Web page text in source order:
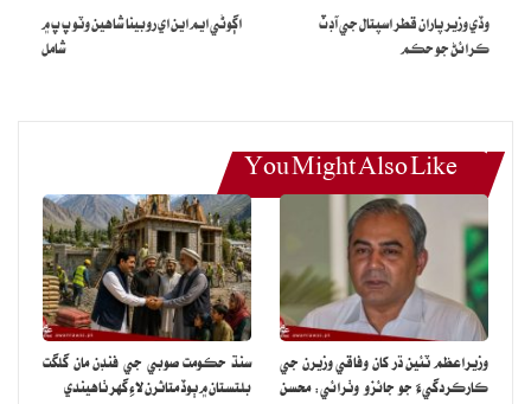
وڏي وزير پاران قطر اسپتال جي آڊٽ
ڪرائڻ جو حڪم
اڳوڻي ايم اين اي روبينا شاهين وٽو پ پ ۾
شامل
You Might Also Like
وزيراعظم ٽئين ڌر کان وفاقي وزيرن جي
ڪارڪردگيءَ جو جائزو وٺرائي: محسن
سنڌ حڪومت صوبي جي فنڊن مان گلگت
بلتستان ۾ ٻوڏ متاثرن لاءِ گهر ٺاهيندي